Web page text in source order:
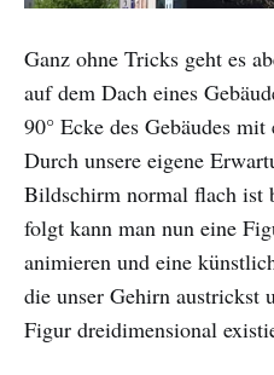
Ganz ohne Tricks geht es
auf dem Dach eines
90° Ecke des Gebäudes
Durch unsere eigene
Bildschirm normal flach ist
folgt kann man nun eine
animieren und eine
die unser Gehirn austrickst
Figur dreidimensional